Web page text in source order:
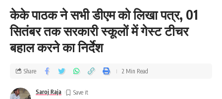
केके पाठक ने सभी डीएम को लिखा पत्र, 01
सितंबर तक सरकारी स्कूलों में गेस्ट टीचर
बहाल करने का निर्देश
Saroj Raja
Share 2 Min Read